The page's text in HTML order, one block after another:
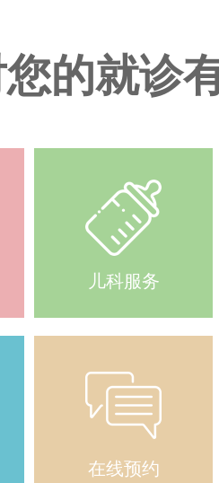
的就诊
儿科服务
在线预约